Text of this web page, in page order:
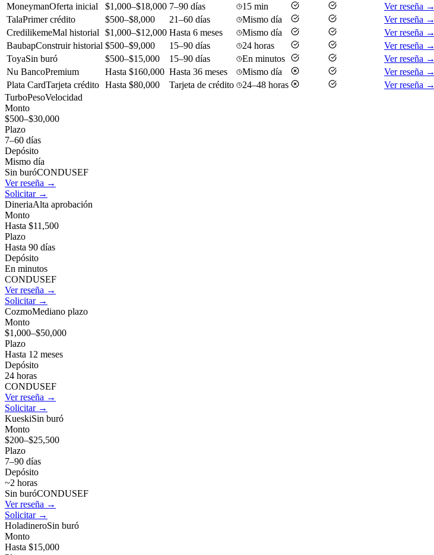
MoneymanOferta inicial $1,000–$18,000 7–90 días 15 min Ver reseña →
TalaPrimer crédito $500–$8,000 21–60 días Mismo día Ver reseña →
CredilikemeMal historial $1,000–$12,000 Hasta 6 meses Mismo día Ver reseña →
BaubapConstruir historial $500–$9,000 15–90 días 24 horas Ver reseña →
ToyaSin buró $500–$15,000 15–90 días En minutos Ver reseña →
Nu BancoPremium Hasta $160,000 Hasta 36 meses Mismo día Ver reseña →
Plata CardTarjeta crédito Hasta $80,000 Tarjeta de crédito 24–48 horas Ver reseña →
TurboPesoVelocidad
Monto
$500–$30,000
Plazo
7–60 días
Depósito
Mismo día
Sin buróCONDUSEF
Ver reseña →
Solicitar →
DineriaAlta aprobación
Monto
Hasta $11,500
Plazo
Hasta 90 días
Depósito
En minutos
CONDUSEF
Ver reseña →
Solicitar →
CozmoMediano plazo
Monto
$1,000–$50,000
Plazo
Hasta 12 meses
Depósito
24 horas
CONDUSEF
Ver reseña →
Solicitar →
KueskiSin buró
Monto
$200–$25,500
Plazo
7–90 días
Depósito
~2 horas
Sin buróCONDUSEF
Ver reseña →
Solicitar →
HoladineroSin buró
Monto
Hasta $15,000